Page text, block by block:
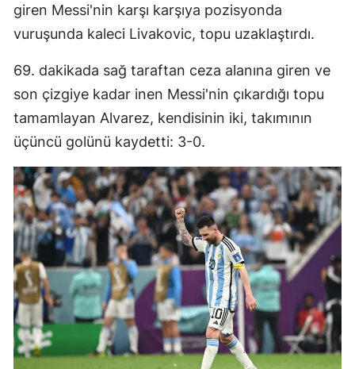
Bayburt
Batman
Bartın
Ardahan
Iğdır
Yalova
Karabük
Kilis
giren Messi'nin karşı karşıya pozisyonda
vuruşunda kaleci Livakovic, topu uzaklaştırdı.
69. dakikada sağ taraftan ceza alanına giren ve
son çizgiye kadar inen Messi'nin çıkardığı topu
tamamlayan Alvarez, kendisinin iki, takımının
üçüncü golünü kaydetti: 3-0.